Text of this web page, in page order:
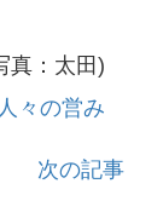
真：太田)
人々の営み
次の記事